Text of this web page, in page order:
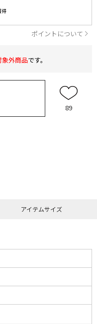
得
ポイントについて
象外商品です。
89
アイテムサイズ